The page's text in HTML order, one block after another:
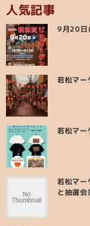
人気記事
9月20日
若松マー
若松マー
若松マ
と抽選会